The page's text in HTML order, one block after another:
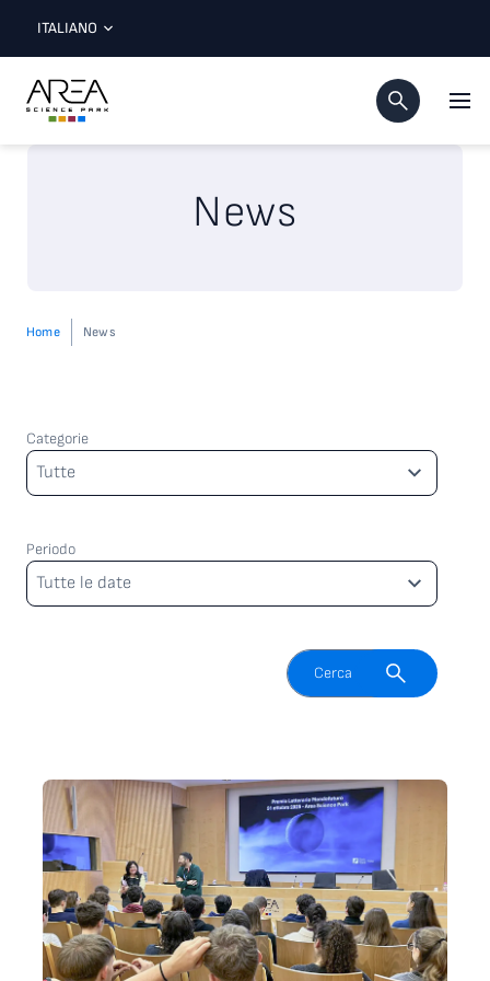
ITALIANO
News
Home News
Categorie
Categorie
Tutte
Periodo
Periodo
Tutte le date
Attiva il campo di ricerca